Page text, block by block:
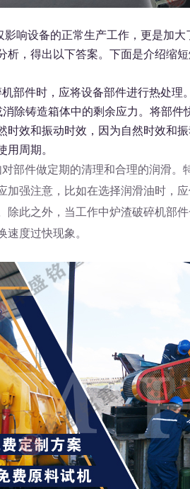
响设备的正常生产工作，更是加大
析，得出以下答案。下面是介绍缩
件时，应将设备部件进行热处理
消除铸造箱体中的剩余应力。将部
时效和振动时效，因为自然时效和
用周期。
件做定期的清理和合理的润滑。
加强注意，比如在选择润滑油时，
除此之外，当工作中炉渣破碎机部
速度过快现象。